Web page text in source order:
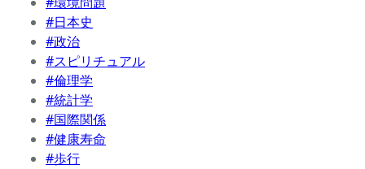
#日本史
#政治
#スピリチュアル
#倫理学
#統計学
#国際関係
#健康寿命
#歩行